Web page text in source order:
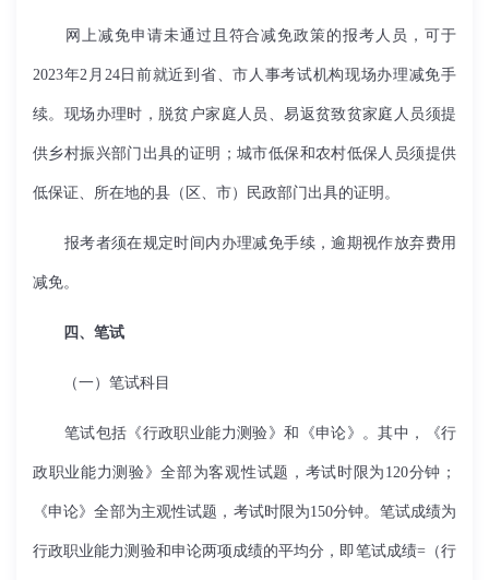
网上减免申请未通过且符合减免政策的报考人员，可于
2023年2 月 24日前就近到省、市人事考试机构现场办理减免手
续。现场办理时，脱贫户家庭人员、易返贫致贫家庭人员须提
供乡村振兴部门出具的证明；城市低保和农村低保人员须提供
低保证、所在地的县（区、市）民政部门出具的证明。
报考者须在规定时间内办理减免手续，逾期视作放弃费用
减免。
四、笔试
（一）笔试科目
笔试包括《行政职业能力测验》和《申论》。其中，《行
政职业能力测验》全部为客观性试题，考试时限为 120分钟；
《申论》全部为主观性试题，考试时限为150分钟。笔试成绩为
行政职业能力测验和申论两项成绩的平均分，即笔试成绩=（行